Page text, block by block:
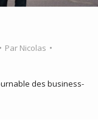
Par Nicolas
des business-